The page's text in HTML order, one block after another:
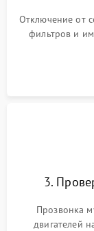
Отключение от
фильтров и
3.
Прозвонка
двигателей